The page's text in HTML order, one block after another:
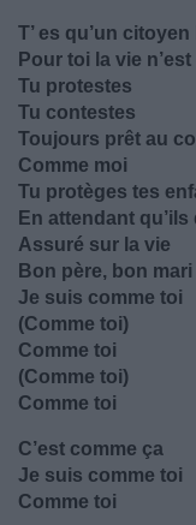
T’ es qu’un
Pour toi la vie
Tu protestes
Tu contestes
Toujours prêt au
Comme moi
Tu protèges tes
En attendant
Assuré sur la vie
Bon père, bon mari
Je suis comme toi
(Comme toi)
Comme toi
(Comme toi)
Comme toi
C’est comme ça
Je suis comme toi
Comme toi